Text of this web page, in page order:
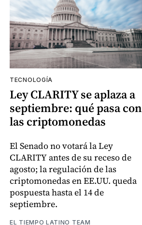
TECNOLOGÍA
Ley CLARITY se aplaza a
septiembre: qué pasa con
las criptomonedas
El Senado no votará la Ley
CLARITY antes de su receso de
agosto; la regulación de las
criptomonedas en EE.UU. queda
pospuesta hasta el 14 de
septiembre.
EL TIEMPO LATINO TEAM